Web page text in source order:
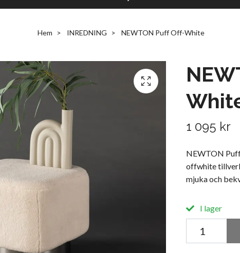
Hem INREDNING NEWTON Puff Off-White
1 095 kr
NEWTON
offwhite
mjuka och
I lager